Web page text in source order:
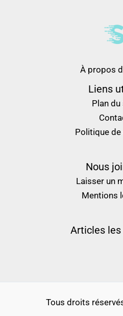
À propos
Liens
Plan
Politique
Nous
Laisser un
Mentions
Articles
Tous droits